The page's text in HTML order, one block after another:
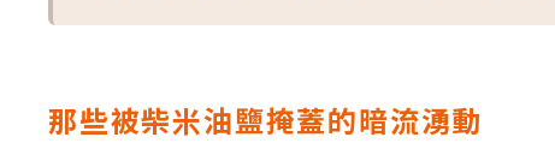
那些被柴米油鹽掩蓋的暗流湧動